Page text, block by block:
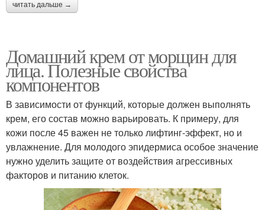
читать дальше →
Домашний крем от морщин для
лица. Полезные свойства
компонентов
В зависимости от функций, которые должен выполнять
крем, его состав можно варьировать. К примеру, для
кожи после 45 важен не только лифтинг-эффект, но и
увлажнение. Для молодого эпидермиса особое значение
нужно уделить защите от воздействия агрессивных
факторов и питанию клеток.